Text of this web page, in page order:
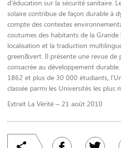
d’éducation sur la sécurité sanitaire.
solaire contribue de façon durable à
compte des contextes
coutumes des habitants de la Grande
localisation et la traduction
green&vert. Il présente une revue de
consacrée au développement
1862 et plus de 30 000 étudiants,
classée parmi les Universités les plus
Extrait La Vérité – 21 août 2010